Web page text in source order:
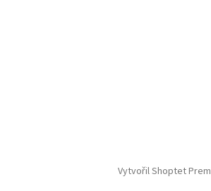
Vytvořil Shoptet